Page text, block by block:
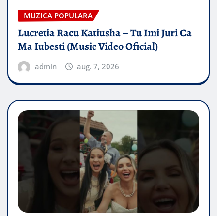
MUZICA POPULARA
Lucretia Racu Katiusha – Tu Imi Juri Ca
Ma Iubesti (Music Video Oficial)
admin aug. 7, 2026